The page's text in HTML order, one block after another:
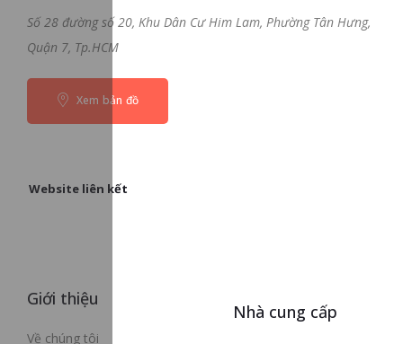
Số 28 đường số 20, Khu Dân Cư Him Lam, Phường Tân Hưng,
Quận 7, Tp.HCM
Xem bản đồ
Website liên kết
Giới thiệu
Về chúng tôi
Nhà cung cấp